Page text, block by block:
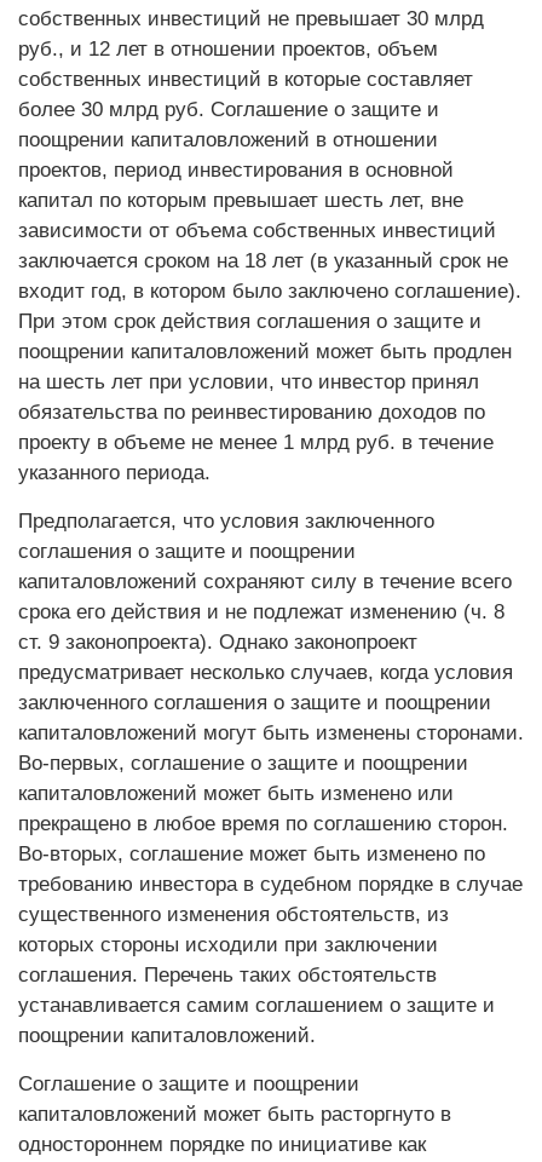
собственных инвестиций не превышает 30 млрд
руб., и 12 лет в отношении проектов, объем
собственных инвестиций в которые составляет
более 30 млрд руб. Соглашение о защите и
поощрении капиталовложений в отношении
проектов, период инвестирования в основной
капитал по которым превышает шесть лет, вне
зависимости от объема собственных инвестиций
заключается сроком на 18 лет (в указанный срок не
входит год, в котором было заключено соглашение).
При этом срок действия соглашения о защите и
поощрении капиталовложений может быть продлен
на шесть лет при условии, что инвестор принял
обязательства по реинвестированию доходов по
проекту в объеме не менее 1 млрд руб. в течение
указанного периода.
Предполагается, что условия заключенного
соглашения о защите и поощрении
капиталовложений сохраняют силу в течение всего
срока его действия и не подлежат изменению (ч. 8
ст. 9 законопроекта). Однако законопроект
предусматривает несколько случаев, когда условия
заключенного соглашения о защите и поощрении
капиталовложений могут быть изменены сторонами.
Во-первых, соглашение о защите и поощрении
капиталовложений может быть изменено или
прекращено в любое время по соглашению сторон.
Во-вторых, соглашение может быть изменено по
требованию инвестора в судебном порядке в случае
существенного изменения обстоятельств, из
которых стороны исходили при заключении
соглашения. Перечень таких обстоятельств
устанавливается самим соглашением о защите и
поощрении капиталовложений.
Соглашение о защите и поощрении
капиталовложений может быть расторгнуто в
одностороннем порядке по инициативе как